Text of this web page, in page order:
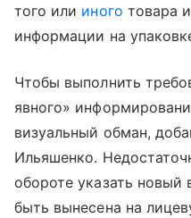
того или иного товара
информации на
Чтобы выполнить
явного»
визуальный обман,
Ильяшенко.
обороте указать
быть вынесена на